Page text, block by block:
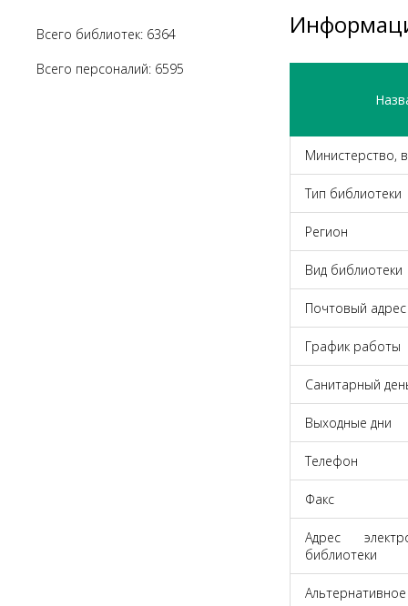
Всего библиотек: 6364
Всего персоналий: 6595
Министерство,
Тип библиотеки
Регион
Вид библиотеки
Почтовый адрес
График работы
Санитарный
Выходные дни
Телефон
Факс
Адрес
библиотеки